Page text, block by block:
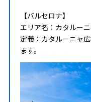
【バルセロナ】
エリア名：カタルー
定義：カタルーニャ
ます。